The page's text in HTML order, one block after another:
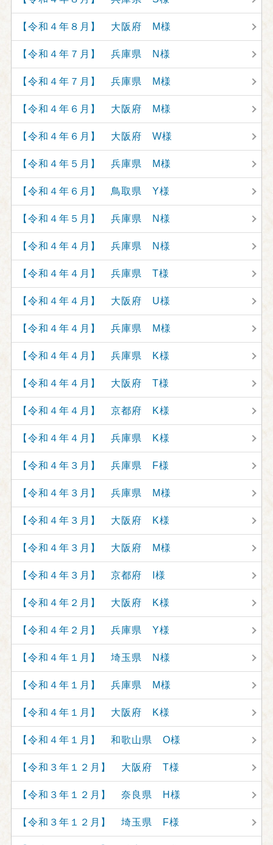
【令和４年８月】 大阪府 M様
【令和４年７月】 兵庫県 N様
【令和４年７月】 兵庫県 M様
【令和４年６月】 大阪府 M様
【令和４年６月】 大阪府 W様
【令和４年５月】 兵庫県 M様
【令和４年６月】 鳥取県 Y様
【令和４年５月】 兵庫県 N様
【令和４年４月】 兵庫県 N様
【令和４年４月】 兵庫県 T様
【令和４年４月】 大阪府 U様
【令和４年４月】 兵庫県 M様
【令和４年４月】 兵庫県 K様
【令和４年４月】 大阪府 T様
【令和４年４月】 京都府 K様
【令和４年４月】 兵庫県 K様
【令和４年３月】 兵庫県 F様
【令和４年３月】 兵庫県 M様
【令和４年３月】 大阪府 K様
【令和４年３月】 大阪府 M様
【令和４年３月】 京都府 I様
【令和４年２月】 大阪府 K様
【令和４年２月】 兵庫県 Y様
【令和４年１月】 埼玉県 N様
【令和４年１月】 兵庫県 M様
【令和４年１月】 大阪府 K様
【令和４年１月】 和歌山県 O様
【令和３年１２月】 大阪府 T様
【令和３年１２月】 奈良県 H様
【令和３年１２月】 埼玉県 F様